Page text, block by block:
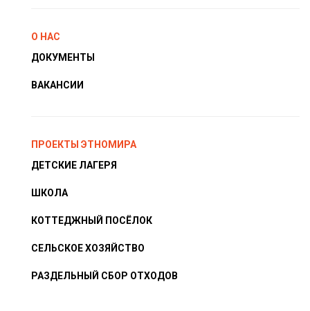
О НАС
ДОКУМЕНТЫ
ВАКАНСИИ
ПРОЕКТЫ ЭТНОМИРА
ДЕТСКИЕ ЛАГЕРЯ
ШКОЛА
КОТТЕДЖНЫЙ ПОСЁЛОК
СЕЛЬСКОЕ ХОЗЯЙСТВО
РАЗДЕЛЬНЫЙ СБОР ОТХОДОВ